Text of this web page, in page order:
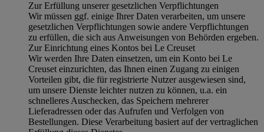
Zur Erfüllung unserer gesetzlichen Verpflichtungen
Wir müssen ggf. einige Ihrer Daten verarbeiten, um unsere
gesetzlichen Verpflichtungen sowie andere Verpflichtungen
zu erfüllen, die sich aus Anweisungen von Behörden ergeben.
Zur Einrichtung eines Kontos bei Le Creuset
Wir werden Ihre Daten einsetzen, um ein Konto bei Le
Creuset einzurichten, das Ihnen einen Zugang zu einigen
Vorteilen gibt, die für registrierte Nutzer ausgewiesen sind,
um unsere Dienste leichter nutzen zu können, u.a. ein
schnelleres Auschecken, das Speichern mehrerer
Lieferadressen oder das Aufrufen und Verfolgen von
Bestellungen. Diese Verarbeitung basiert auf der vertraglichen